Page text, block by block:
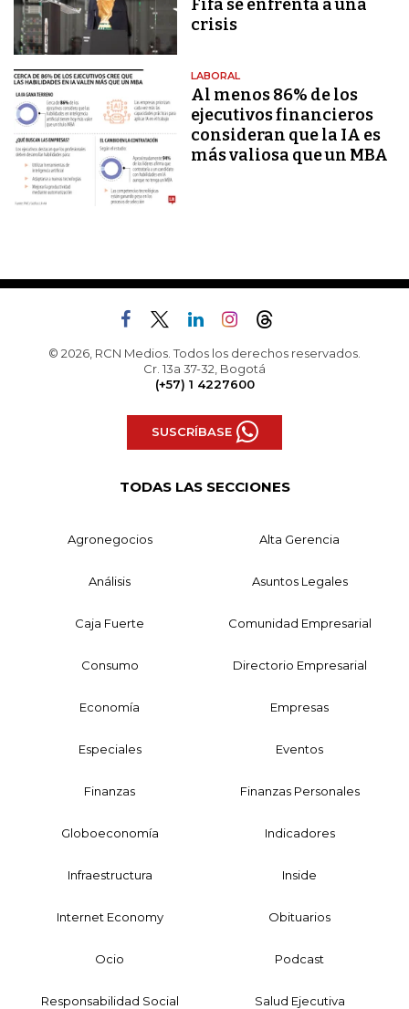
Fifa se enfrenta a una
crisis
LABORAL
Al menos 86% de los
ejecutivos financieros
consideran que la IA es
más valiosa que un MBA
© 2026, RCN Medios. Todos los derechos reservados.
Cr. 13a 37-32, Bogotá
(+57) 1 4227600
SUSCRÍBASE
TODAS LAS SECCIONES
Agronegocios Alta Gerencia
Análisis Asuntos Legales
Caja Fuerte Comunidad Empresarial
Consumo Directorio Empresarial
Economía Empresas
Especiales Eventos
Finanzas Finanzas Personales
Globoeconomía Indicadores
Infraestructura Inside
Internet Economy Obituarios
Ocio Podcast
Responsabilidad Social Salud Ejecutiva